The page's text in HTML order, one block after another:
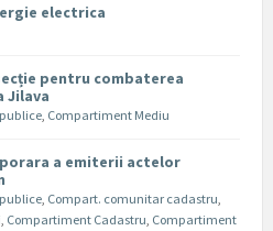
electrica
pentru combaterea
Jilava
, Compartiment Mediu
a emiterii actelor
, Compart. comunitar cadastru,
, Compartiment Cadastru, Compartiment